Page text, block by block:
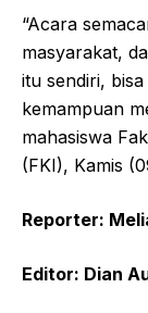
“Acara
masyarakat,
itu sendiri,
kemampuan
mahasiswa
(FKI), Kamis
Reporter:
Editor: Dian